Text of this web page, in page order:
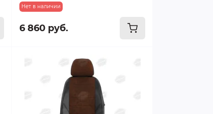
Нет в наличии
6 860 руб.